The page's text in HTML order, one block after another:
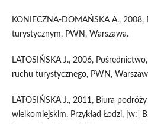
KONIECZNA-DOMAŃSKA A.,
turystycznym, PWN, Warszawa.
LATOSIŃSKA J., 2006,
ruchu turystycznego, PWN,
LATOSIŃSKA J., 2011, Biura
wielkomiejskim. Przykład Łodzi, [w:]